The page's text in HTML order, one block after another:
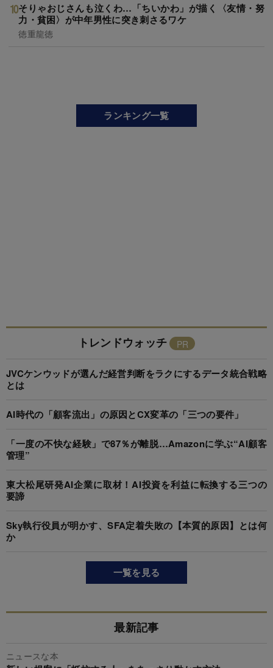
そりゃおじさんも泣くわ…「ちいかわ」が描く〈友情・努
力・貧困〉が中年男性に突き刺さるワケ
徳重龍徳
ランキング一覧
トレンドウォッチ
JVCケンウッドが選んだ経営判断をラクにするデータ統合戦略
とは
AI時代の「顧客流出」の原因とCX変革の「三つの要件」
「一度の不快な経験」で87％が離脱…Amazonに学ぶ“AI顧客
管理”
東大松尾研発AI企業に取材！AI投資を利益に転換する三つの
要諦
Sky執行役員が明かす、SFA定着失敗の【本質的原因】とは何
か
一覧を見る
最新記事
ニュースな本